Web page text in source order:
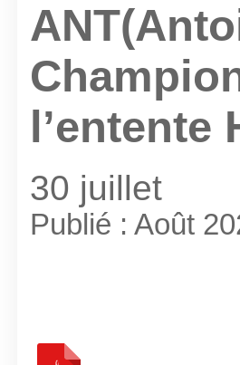
l’entente
30 juillet
Publié : Août